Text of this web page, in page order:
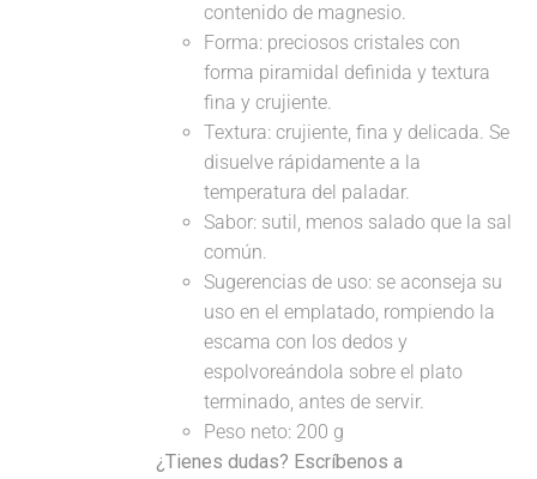
contenido de magnesio.
Forma: preciosos cristales con
forma piramidal definida y textura
fina y crujiente.
Textura: crujiente, fina y delicada. Se
disuelve rápidamente a la
temperatura del paladar.
Sabor: sutil, menos salado que la sal
común.
Sugerencias de uso: se aconseja su
uso en el emplatado, rompiendo la
escama con los dedos y
espolvoreándola sobre el plato
terminado, antes de servir.
Peso neto: 200 g
¿Tienes dudas? Escríbenos a